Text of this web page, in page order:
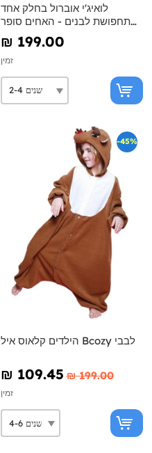
לואיג'י אוברול בחלק אחד
תחפושת לבנים - האחים סופר
₪‎ 199.00
זמין
-45%
הילדים קלאוס איל Bcozy לבבי
₪‎ 109.45 ₪‎ 199.00
זמין